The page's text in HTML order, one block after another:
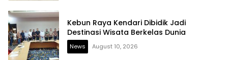
Kebun Raya Kendari Dibidik Jadi
Destinasi Wisata Berkelas Dunia
News August 10, 2026